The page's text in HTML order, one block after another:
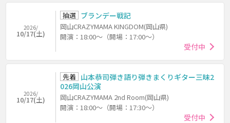
2026/
10/17(土)
抽選 ブランデー戦記
岡山CRAZYMAMA KINGDOM(岡山県)
開演：18:00～（開場：17:00～）
受付中
2026/
10/17(土)
先着 山本恭司弾き語り弾きまくりギター三昧2
026岡山公演
岡山CRAZYMAMA 2nd Room(岡山県)
開演：18:00～（開場：17:30～）
受付中